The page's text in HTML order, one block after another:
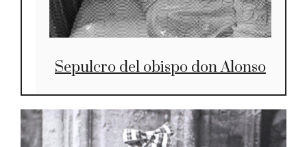
Sepulcro del obispo don Alonso